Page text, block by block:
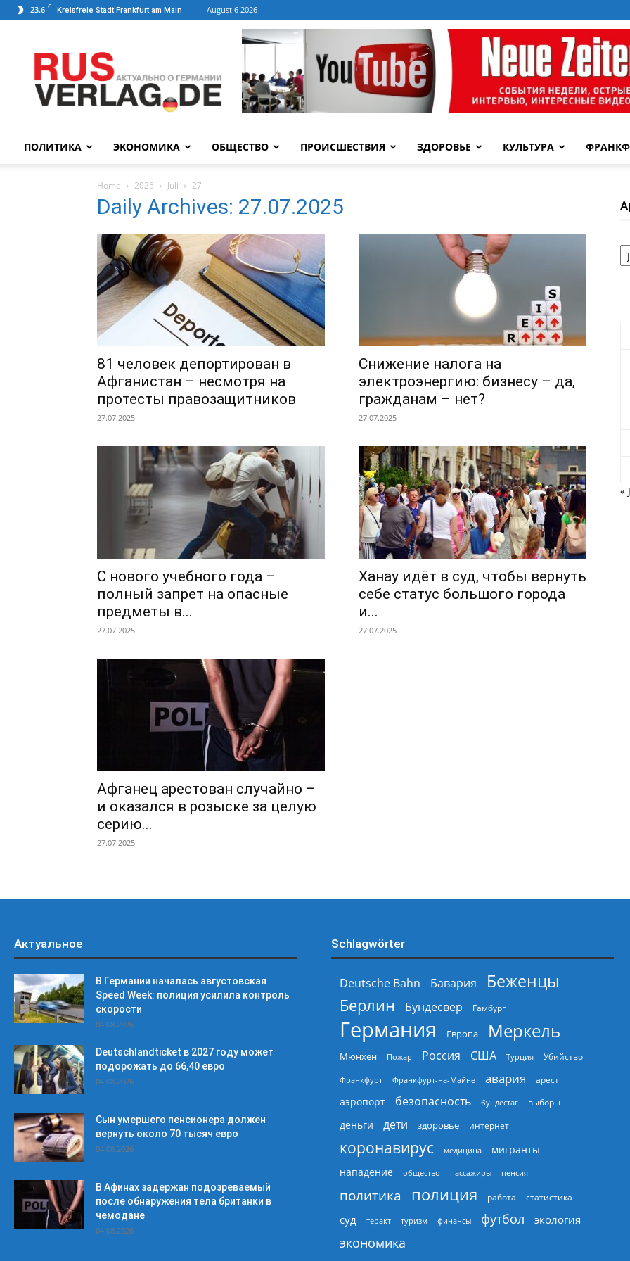
23.6 C Kreisfreie Stadt Frankfurt am Main August 6 2026
ПОЛИТИКА ЭКОНОМИКА ОБЩЕСТВО ПРОИСШЕСТВИЯ ЗДОРОВЬЕ КУЛЬТУРА
Home 2025 Juli 27
Daily Archives: 27.07.2025
81 человек депортирован в
Афганистан – несмотря на
протесты правозащитников
27.07.2025
Снижение налога на
электроэнергию: бизнесу – да,
гражданам – нет?
27.07.2025
С нового учебного года –
полный запрет на опасные
предметы в...
27.07.2025
Ханау идёт в суд, чтобы вернуть
себе статус большого города
и...
27.07.2025
Афганец арестован случайно –
и оказался в розыске за целую
серию...
27.07.2025
«
Актуальное
В Германии началась августовская
Speed Week: полиция усилила контроль
скорости
04.08.2026
Deutschlandticket в 2027 году может
подорожать до 66,40 евро
04.08.2026
Сын умершего пенсионера должен
вернуть около 70 тысяч евро
04.08.2026
В Афинах задержан подозреваемый
после обнаружения тела британки в
чемодане
04.08.2026
Schlagwörter
Deutsche Bahn Бавария
Беженцы
Берлин
Бундесвер Гамбург
Германия Европа Меркель
Мюнхен Пожар Россия США Турция Убийство
Франкфурт Франкфурт-на-Майне авария арест
аэропорт безопасность бундестаг выборы
деньги дети здоровье интернет
коронавирус медицина
мигранты
нападение
общество пассажиры пенсия
политика полиция работа статистика
суд теракт туризм финансы футбол экология
экономика